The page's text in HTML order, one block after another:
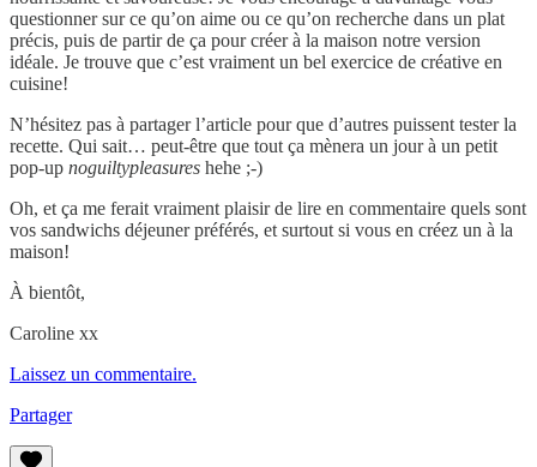
questionner sur ce qu’on aime ou ce qu’on recherche dans un plat
précis, puis de partir de ça pour créer à la maison notre version
idéale. Je trouve que c’est vraiment un bel exercice de créative en
cuisine!
N’hésitez pas à partager l’article pour que d’autres puissent tester la
recette. Qui sait… peut-être que tout ça mènera un jour à un petit
pop-up noguiltypleasures hehe ;-)
Oh, et ça me ferait vraiment plaisir de lire en commentaire quels sont
vos sandwichs déjeuner préférés, et surtout si vous en créez un à la
maison!
À bientôt,
Caroline xx
Laissez un commentaire.
Partager